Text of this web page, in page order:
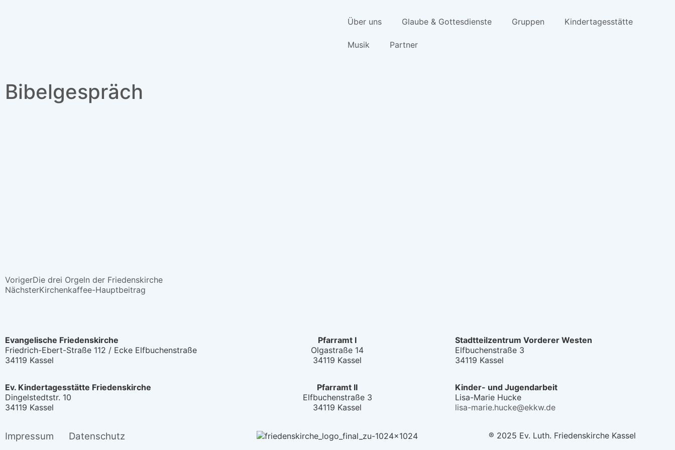
Über uns Glaube & Gottesdienste Gruppen Kindertagesstätte
Musik Partner
Bibelgespräch
VorigerDie drei Orgeln der Friedenskirche
NächsterKirchenkaffee-Hauptbeitrag
Evangelische Friedenskirche
Friedrich-Ebert-Straße 112 / Ecke Elfbuchenstraße
34119 Kassel
Pfarramt I
Olgastraße 14
34119 Kassel
Stadtteilzentrum Vorderer Westen
Elfbuchenstraße 3
34119 Kassel
Ev. Kindertagesstätte Friedenskirche
Dingelstedtstr. 10
34119 Kassel
Pfarramt II
Elfbuchenstraße 3
34119 Kassel
Kinder- und Jugendarbeit
Lisa-Marie Hucke
lisa-marie.hucke@ekkw.de
Impressum Datenschutz ® 2025 Ev. Luth. Friedenskirche Kassel